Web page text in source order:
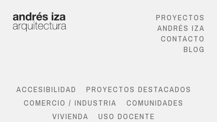
PROYECTOS
ANDRÉS IZA
CONTACTO
BLOG
ACCESIBILIDAD
PROYECTOS DESTACADOS
COMERCIO / INDUSTRIA
COMUNIDADES
VIVIENDA
USO DOCENTE